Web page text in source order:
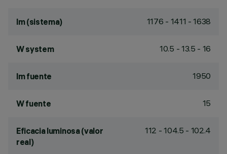
lm (sistema) 1176 - 1411 - 1638
W system 10.5 - 13.5 - 16
lm fuente 1950
W fuente 15
Eficacia luminosa (valor
real)
112 - 104.5 - 102.4